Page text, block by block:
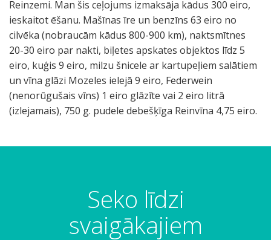
Reinzemi. Man šis ceļojums izmaksāja kādus 300 eiro,
ieskaitot ēšanu. Mašīnas īre un benzīns 63 eiro no
cilvēka (nobraucām kādus 800-900 km), naktsmītnes
20-30 eiro par nakti, biļetes apskates objektos līdz 5
eiro, kuģis 9 eiro, milzu šnicele ar kartupeļiem salātiem
un vīna glāzi Mozeles ielejā 9 eiro, Federwein
(nenorūgušais vīns) 1 eiro glāzīte vai 2 eiro litrā
(izlejamais), 750 g. pudele debešķīga Reinvīna 4,75 eiro.
a
Seko līdzi
svaigākajiem